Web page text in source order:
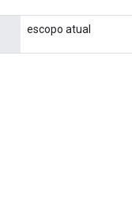
escopo atual